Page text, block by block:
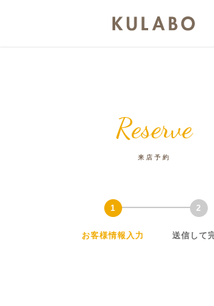
Reserve
来店予約
お客様情報入力 送信して